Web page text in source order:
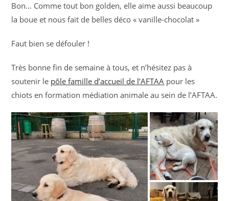
Bon… Comme tout bon golden, elle aime aussi beaucoup
la boue et nous fait de belles déco « vanille-chocolat »
Faut bien se défouler !
Très bonne fin de semaine à tous, et n’hésitez pas à
soutenir le pôle famille d’accueil de l’AFTAA pour les
chiots en formation médiation animale au sein de l’AFTAA.